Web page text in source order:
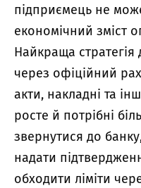
підприємець не
економічний зміст
Найкраща
через офіційний
акти, накладні та
росте й потрібні
звернутися до
надати
обходити ліміти